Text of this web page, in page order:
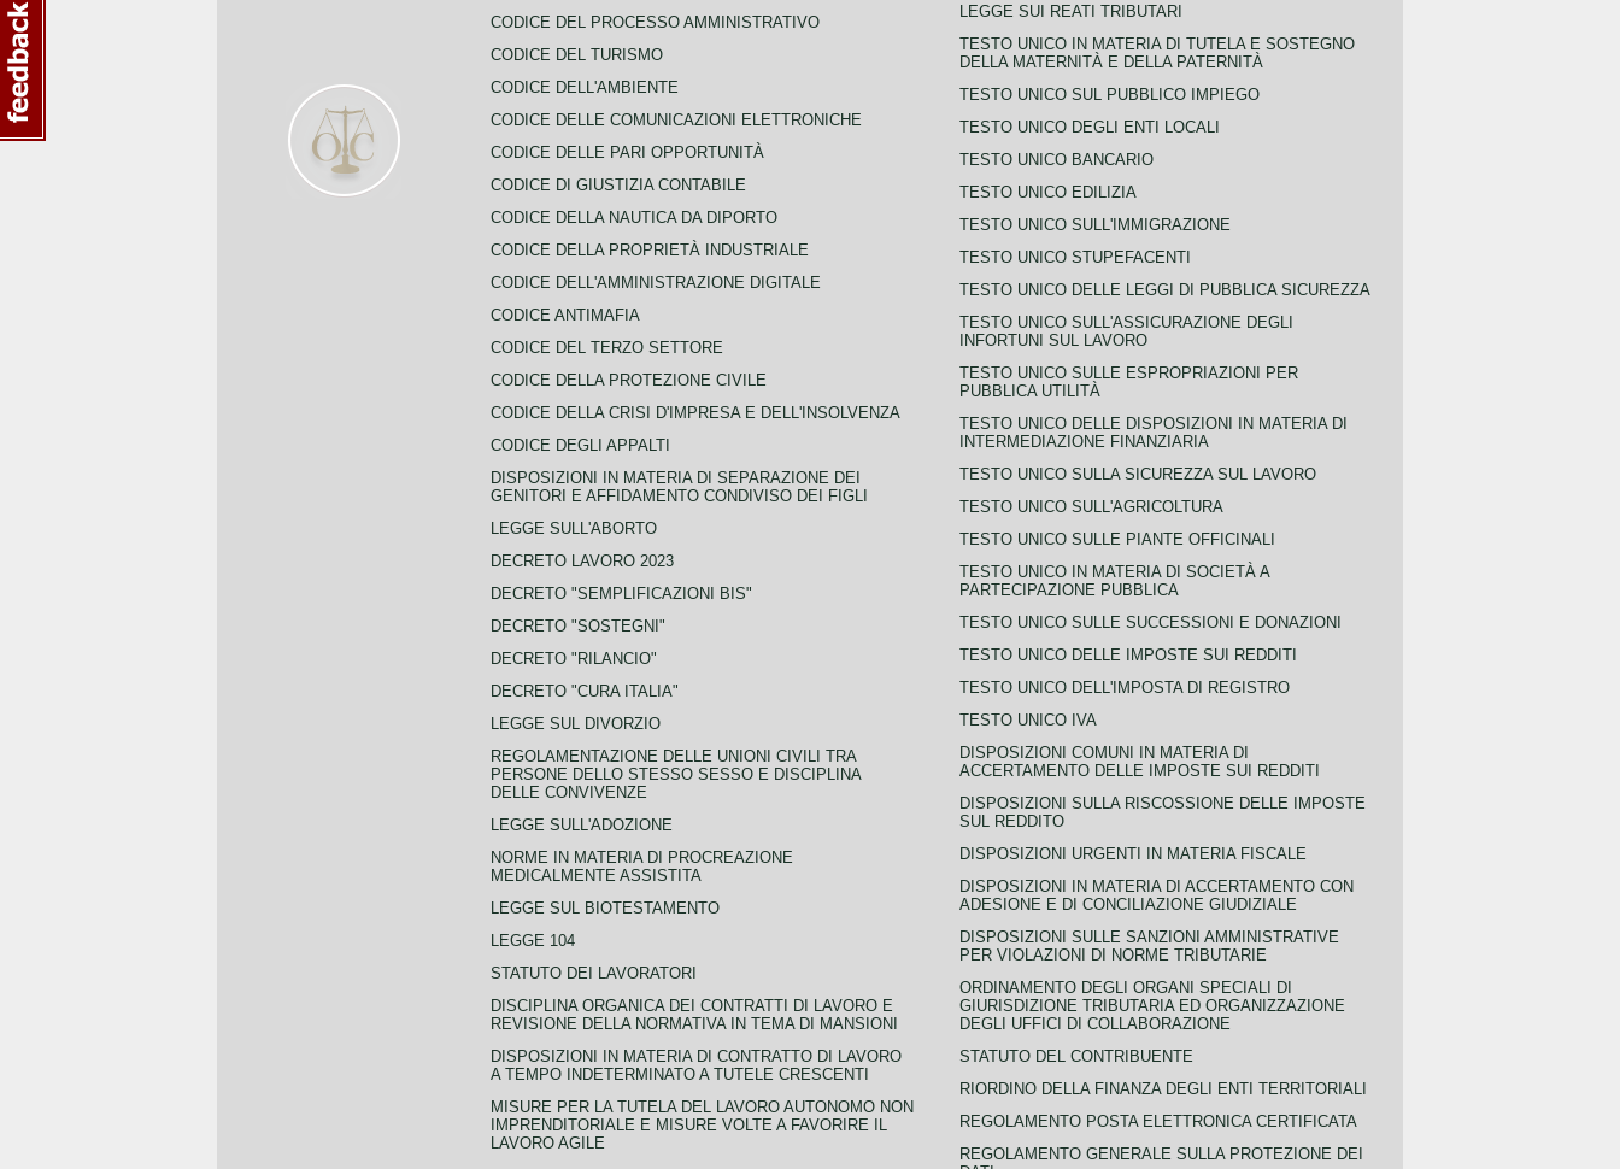
CODICE DEL PROCESSO AMMINISTRATIVO
CODICE DEL TURISMO
CODICE DELL'AMBIENTE
CODICE DELLE COMUNICAZIONI ELETTRONICHE
CODICE DELLE PARI OPPORTUNITÀ
CODICE DI GIUSTIZIA CONTABILE
CODICE DELLA NAUTICA DA DIPORTO
CODICE DELLA PROPRIETÀ INDUSTRIALE
CODICE DELL'AMMINISTRAZIONE DIGITALE
CODICE ANTIMAFIA
CODICE DEL TERZO SETTORE
CODICE DELLA PROTEZIONE CIVILE
CODICE DELLA CRISI D'IMPRESA E DELL'INSOLVENZA
CODICE DEGLI APPALTI
DISPOSIZIONI IN MATERIA DI SEPARAZIONE DEI
GENITORI E AFFIDAMENTO CONDIVISO DEI FIGLI
LEGGE SULL'ABORTO
DECRETO LAVORO 2023
DECRETO "SEMPLIFICAZIONI BIS"
DECRETO "SOSTEGNI"
DECRETO "RILANCIO"
DECRETO "CURA ITALIA"
LEGGE SUL DIVORZIO
REGOLAMENTAZIONE DELLE UNIONI CIVILI TRA
PERSONE DELLO STESSO SESSO E DISCIPLINA
DELLE CONVIVENZE
LEGGE SULL'ADOZIONE
NORME IN MATERIA DI PROCREAZIONE
MEDICALMENTE ASSISTITA
LEGGE SUL BIOTESTAMENTO
LEGGE 104
STATUTO DEI LAVORATORI
DISCIPLINA ORGANICA DEI CONTRATTI DI LAVORO E
REVISIONE DELLA NORMATIVA IN TEMA DI MANSIONI
DISPOSIZIONI IN MATERIA DI CONTRATTO DI LAVORO
A TEMPO INDETERMINATO A TUTELE CRESCENTI
MISURE PER LA TUTELA DEL LAVORO AUTONOMO NON
IMPRENDITORIALE E MISURE VOLTE A FAVORIRE IL
LAVORO AGILE
LEGGE SUI REATI TRIBUTARI
TESTO UNICO IN MATERIA DI TUTELA E SOSTEGNO
DELLA MATERNITÀ E DELLA PATERNITÀ
TESTO UNICO SUL PUBBLICO IMPIEGO
TESTO UNICO DEGLI ENTI LOCALI
TESTO UNICO BANCARIO
TESTO UNICO EDILIZIA
TESTO UNICO SULL'IMMIGRAZIONE
TESTO UNICO STUPEFACENTI
TESTO UNICO DELLE LEGGI DI PUBBLICA SICUREZZA
TESTO UNICO SULL'ASSICURAZIONE DEGLI
INFORTUNI SUL LAVORO
TESTO UNICO SULLE ESPROPRIAZIONI PER
PUBBLICA UTILITÀ
TESTO UNICO DELLE DISPOSIZIONI IN MATERIA DI
INTERMEDIAZIONE FINANZIARIA
TESTO UNICO SULLA SICUREZZA SUL LAVORO
TESTO UNICO SULL'AGRICOLTURA
TESTO UNICO SULLE PIANTE OFFICINALI
TESTO UNICO IN MATERIA DI SOCIETÀ A
PARTECIPAZIONE PUBBLICA
TESTO UNICO SULLE SUCCESSIONI E DONAZIONI
TESTO UNICO DELLE IMPOSTE SUI REDDITI
TESTO UNICO DELL'IMPOSTA DI REGISTRO
TESTO UNICO IVA
DISPOSIZIONI COMUNI IN MATERIA DI
ACCERTAMENTO DELLE IMPOSTE SUI REDDITI
DISPOSIZIONI SULLA RISCOSSIONE DELLE IMPOSTE
SUL REDDITO
DISPOSIZIONI URGENTI IN MATERIA FISCALE
DISPOSIZIONI IN MATERIA DI ACCERTAMENTO CON
ADESIONE E DI CONCILIAZIONE GIUDIZIALE
DISPOSIZIONI SULLE SANZIONI AMMINISTRATIVE
PER VIOLAZIONI DI NORME TRIBUTARIE
ORDINAMENTO DEGLI ORGANI SPECIALI DI
GIURISDIZIONE TRIBUTARIA ED ORGANIZZAZIONE
DEGLI UFFICI DI COLLABORAZIONE
STATUTO DEL CONTRIBUENTE
RIORDINO DELLA FINANZA DEGLI ENTI TERRITORIALI
REGOLAMENTO POSTA ELETTRONICA CERTIFICATA
REGOLAMENTO GENERALE SULLA PROTEZIONE DEI